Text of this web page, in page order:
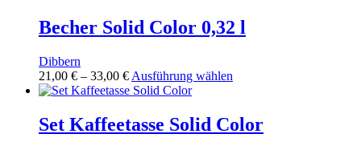
der
Produktseite
63,00 €
mehrere
Varianten
Optionen
der
Produktseite
Becher Solid Color 0,32 l
Dibbern
21,00 € – 33,00 €Preisspanne:
21,00 €
33,00 €
Ausführung wählen
mehrere
Varianten
Set Kaffeetasse Solid Color